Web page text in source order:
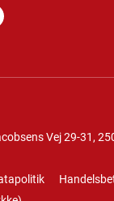
Vej 29-31,